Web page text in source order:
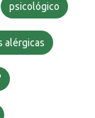
psicológico
alérgicas